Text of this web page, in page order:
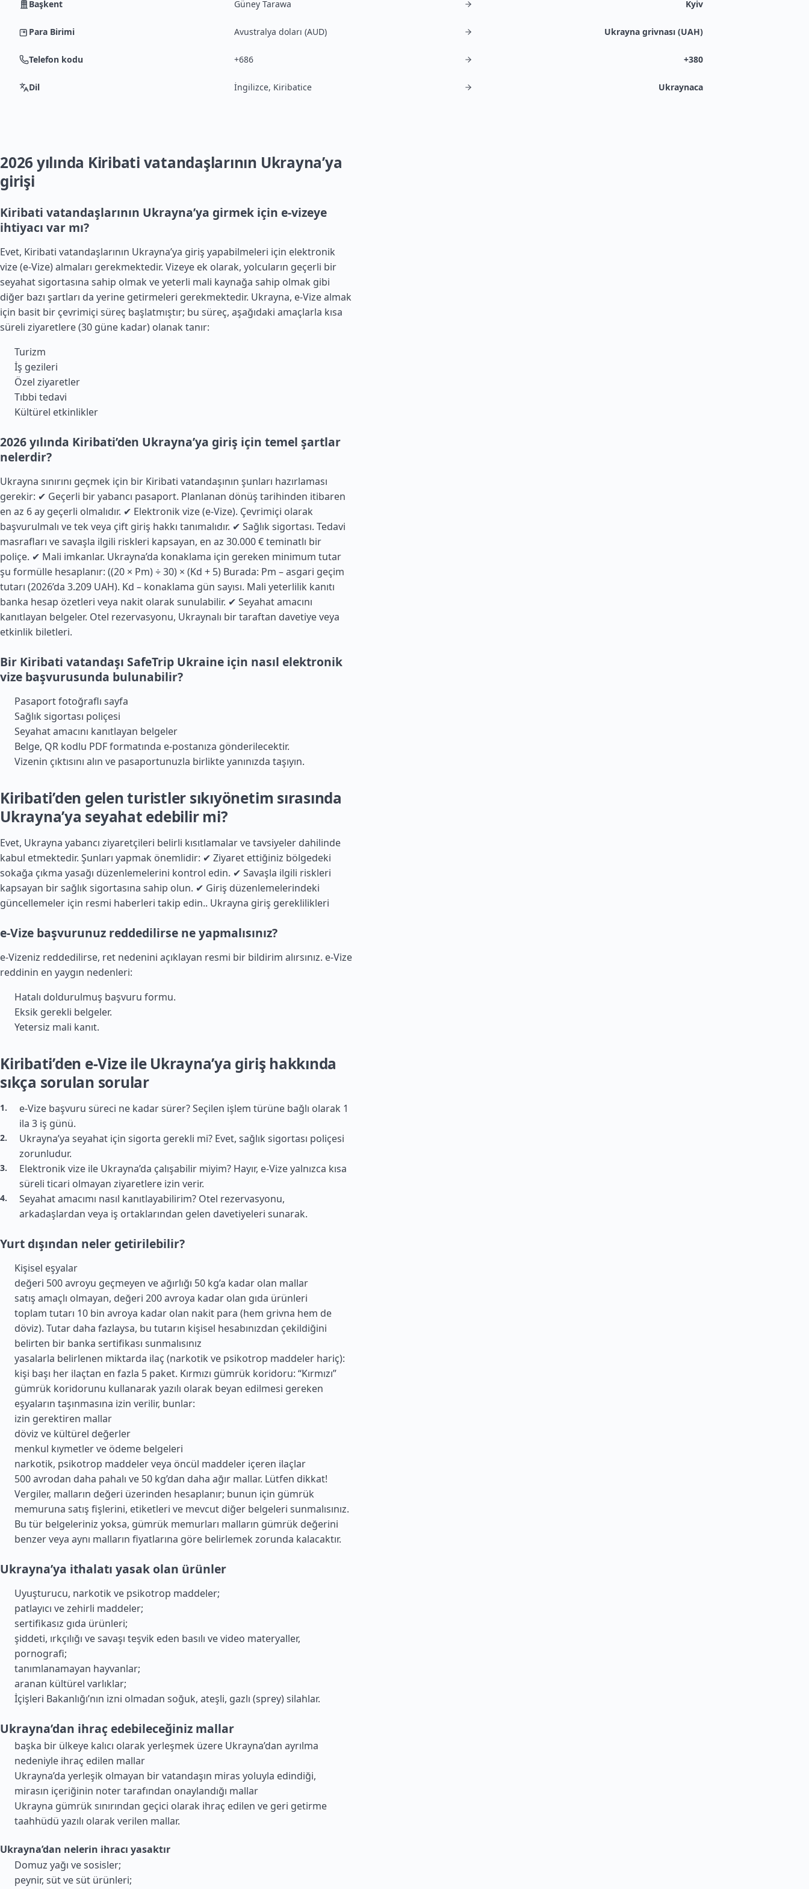
Başkent Güney Tarawa Kyiv
Para Birimi Avustralya doları (AUD) Ukrayna grivnası (UAH)
Telefon kodu +686 +380
Dil İngilizce, Kiribatice Ukraynaca
2026 yılında Kiribati vatandaşlarının Ukrayna’ya
girişi
Kiribati vatandaşlarının Ukrayna’ya girmek için e-vizeye
ihtiyacı var mı?
Evet, Kiribati vatandaşlarının Ukrayna’ya giriş yapabilmeleri için elektronik
vize (e-Vize) almaları gerekmektedir. Vizeye ek olarak, yolcuların geçerli bir
seyahat sigortasına sahip olmak ve yeterli mali kaynağa sahip olmak gibi
diğer bazı şartları da yerine getirmeleri gerekmektedir. Ukrayna, e-Vize almak
için basit bir çevrimiçi süreç başlatmıştır; bu süreç, aşağıdaki amaçlarla kısa
süreli ziyaretlere (30 güne kadar) olanak tanır:
Turizm
İş gezileri
Özel ziyaretler
Tıbbi tedavi
Kültürel etkinlikler
2026 yılında Kiribati’den Ukrayna’ya giriş için temel şartlar
nelerdir?
Ukrayna sınırını geçmek için bir Kiribati vatandaşının şunları hazırlaması
gerekir: ✔ Geçerli bir yabancı pasaport. Planlanan dönüş tarihinden itibaren
en az 6 ay geçerli olmalıdır. ✔ Elektronik vize (e-Vize). Çevrimiçi olarak
başvurulmalı ve tek veya çift giriş hakkı tanımalıdır. ✔ Sağlık sigortası. Tedavi
masrafları ve savaşla ilgili riskleri kapsayan, en az 30.000 € teminatlı bir
poliçe. ✔ Mali imkanlar. Ukrayna’da konaklama için gereken minimum tutar
şu formülle hesaplanır: ((20 × Pm) ÷ 30) × (Kd + 5) Burada: Pm – asgari geçim
tutarı (2026’da 3.209 UAH). Kd – konaklama gün sayısı. Mali yeterlilik kanıtı
banka hesap özetleri veya nakit olarak sunulabilir. ✔ Seyahat amacını
kanıtlayan belgeler. Otel rezervasyonu, Ukraynalı bir taraftan davetiye veya
etkinlik biletleri.
Bir Kiribati vatandaşı SafeTrip Ukraine için nasıl elektronik
vize başvurusunda bulunabilir?
Pasaport fotoğraflı sayfa
Sağlık sigortası poliçesi
Seyahat amacını kanıtlayan belgeler
Belge, QR kodlu PDF formatında e-postanıza gönderilecektir.
Vizenin çıktısını alın ve pasaportunuzla birlikte yanınızda taşıyın.
Kiribati’den gelen turistler sıkıyönetim sırasında
Ukrayna’ya seyahat edebilir mi?
Evet, Ukrayna yabancı ziyaretçileri belirli kısıtlamalar ve tavsiyeler dahilinde
kabul etmektedir. Şunları yapmak önemlidir: ✔ Ziyaret ettiğiniz bölgedeki
sokağa çıkma yasağı düzenlemelerini kontrol edin. ✔ Savaşla ilgili riskleri
kapsayan bir sağlık sigortasına sahip olun. ✔ Giriş düzenlemelerindeki
güncellemeler için resmi haberleri takip edin.. Ukrayna giriş gereklilikleri
e-Vize başvurunuz reddedilirse ne yapmalısınız?
e-Vizeniz reddedilirse, ret nedenini açıklayan resmi bir bildirim alırsınız. e-Vize
reddinin en yaygın nedenleri:
Hatalı doldurulmuş başvuru formu.
Eksik gerekli belgeler.
Yetersiz mali kanıt.
Kiribati’den e-Vize ile Ukrayna’ya giriş hakkında
sıkça sorulan sorular
e-Vize başvuru süreci ne kadar sürer? Seçilen işlem türüne bağlı olarak 1
ila 3 iş günü.
Ukrayna’ya seyahat için sigorta gerekli mi? Evet, sağlık sigortası poliçesi
zorunludur.
Elektronik vize ile Ukrayna’da çalışabilir miyim? Hayır, e-Vize yalnızca kısa
süreli ticari olmayan ziyaretlere izin verir.
Seyahat amacımı nasıl kanıtlayabilirim? Otel rezervasyonu,
arkadaşlardan veya iş ortaklarından gelen davetiyeleri sunarak.
Yurt dışından neler getirilebilir?
Kişisel eşyalar
değeri 500 avroyu geçmeyen ve ağırlığı 50 kg’a kadar olan mallar
satış amaçlı olmayan, değeri 200 avroya kadar olan gıda ürünleri
toplam tutarı 10 bin avroya kadar olan nakit para (hem grivna hem de
döviz). Tutar daha fazlaysa, bu tutarın kişisel hesabınızdan çekildiğini
belirten bir banka sertifikası sunmalısınız
yasalarla belirlenen miktarda ilaç (narkotik ve psikotrop maddeler hariç):
kişi başı her ilaçtan en fazla 5 paket. Kırmızı gümrük koridoru: “Kırmızı”
gümrük koridorunu kullanarak yazılı olarak beyan edilmesi gereken
eşyaların taşınmasına izin verilir, bunlar:
izin gerektiren mallar
döviz ve kültürel değerler
menkul kıymetler ve ödeme belgeleri
narkotik, psikotrop maddeler veya öncül maddeler içeren ilaçlar
500 avrodan daha pahalı ve 50 kg’dan daha ağır mallar. Lütfen dikkat!
Vergiler, malların değeri üzerinden hesaplanır; bunun için gümrük
memuruna satış fişlerini, etiketleri ve mevcut diğer belgeleri sunmalısınız.
Bu tür belgeleriniz yoksa, gümrük memurları malların gümrük değerini
benzer veya aynı malların fiyatlarına göre belirlemek zorunda kalacaktır.
Ukrayna’ya ithalatı yasak olan ürünler
Uyuşturucu, narkotik ve psikotrop maddeler;
patlayıcı ve zehirli maddeler;
sertifikasız gıda ürünleri;
şiddeti, ırkçılığı ve savaşı teşvik eden basılı ve video materyaller,
pornografi;
tanımlanamayan hayvanlar;
aranan kültürel varlıklar;
İçişleri Bakanlığı’nın izni olmadan soğuk, ateşli, gazlı (sprey) silahlar.
Ukrayna’dan ihraç edebileceğiniz mallar
başka bir ülkeye kalıcı olarak yerleşmek üzere Ukrayna’dan ayrılma
nedeniyle ihraç edilen mallar
Ukrayna’da yerleşik olmayan bir vatandaşın miras yoluyla edindiği,
mirasın içeriğinin noter tarafından onaylandığı mallar
Ukrayna gümrük sınırından geçici olarak ihraç edilen ve geri getirme
taahhüdü yazılı olarak verilen mallar.
Ukrayna’dan nelerin ihracı yasaktır
Domuz yağı ve sosisler;
peynir, süt ve süt ürünleri;